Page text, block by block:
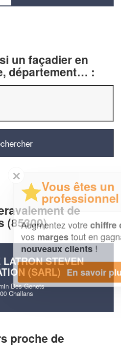
un façadier en
département… :
de
(85300)
STEVEN
(SARL)
Des Genets
Challans
proche de
êtes un
?
votrechiffre d'affaireset
tout en gagnant de
clients!
En savoir plus